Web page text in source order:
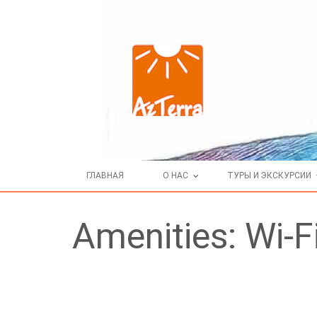
ГЛАВНАЯ О НАС ТУРЫ И ЭКСКУРСИИ
Amenities: Wi-